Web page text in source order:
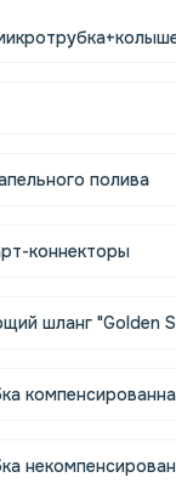
полива
коннекторы
шланг "Golden